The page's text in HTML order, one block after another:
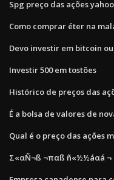
Spg preço das ações
Como comprar éter na
Devo investir em bitcoin
Investir 500 em tostões
Histórico de preços das
É a bolsa de valores de
Qual é o preço das ações
Σ«αÑ¬ß ¬παß ñ«½½áαá ¬